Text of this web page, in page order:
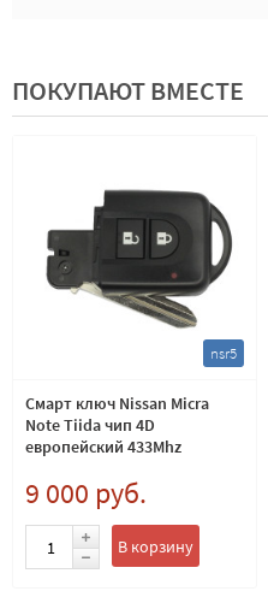
ПОКУПАЮТ ВМЕСТЕ
nsr5
Смарт ключ Nissan Micra
Note Tiida чип 4D
европейский 433Mhz
9 000 руб.
В корзину